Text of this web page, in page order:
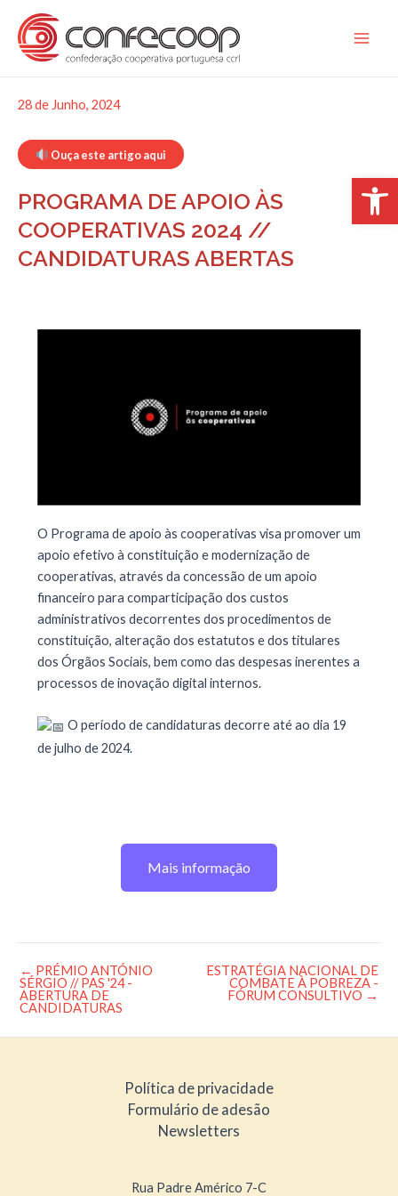
content
28 de Junho, 2024
Ouça este artigo aqui
PROGRAMA DE APOIO ÀS
COOPERATIVAS 2024 //
CANDIDATURAS ABERTAS
O Programa de apoio às cooperativas visa promover um
apoio efetivo à constituição e modernização de
cooperativas, através da concessão de um apoio
financeiro para comparticipação dos custos
administrativos decorrentes dos procedimentos de
constituição, alteração dos estatutos e dos titulares
dos Órgãos Sociais, bem como das despesas inerentes a
processos de inovação digital internos.
O período de candidaturas decorre até ao dia 19
de julho de 2024.
Mais informação
Post
navigation
← PRÉMIO ANTÓNIO
SÉRGIO // PAS '24 -
ABERTURA DE
CANDIDATURAS
ESTRATÉGIA NACIONAL DE
COMBATE À POBREZA -
FÓRUM CONSULTIVO →
Política de privacidade
Formulário de adesão
Newsletters
Rua Padre Américo 7-C